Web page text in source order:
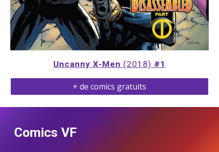
Uncanny X-Men (2018) #1
+ de comics gratuits
Comics VF